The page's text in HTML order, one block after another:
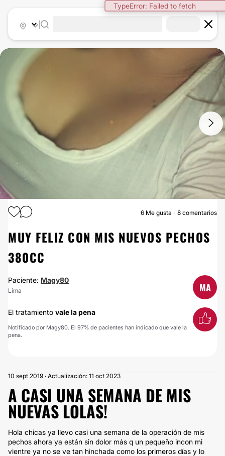
TypeError: Failed to fetch
AUMENTO MAMAS
6 Me gusta 8 comentarios
MUY FELIZ CON MIS NUEVOS PECHOS
380CC
Paciente: Magy80
Lima MA
El tratamiento vale la pena
Notificado por Magy80. El 97% de pacientes han indicado que vale la
pena.
10 sept 2019 · Actualización: 11 oct 2023
A CASI UNA SEMANA DE MIS
NUEVAS LOLAS!
Hola chicas ya llevo casi una semana de la operación de mis
pechos ahora ya están sin dolor más q un pequeño incon mi
vientre ya no se ve tan hinchada como los primeros días y lo